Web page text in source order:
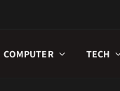
COMPUTER TECH